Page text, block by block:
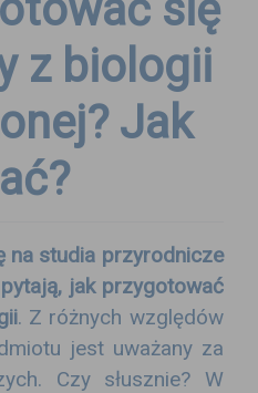
z biologii
Jak
na studia przyrodnicze
jak przygotować
. Z różnych względów
jest uważany za
Czy słusznie? W